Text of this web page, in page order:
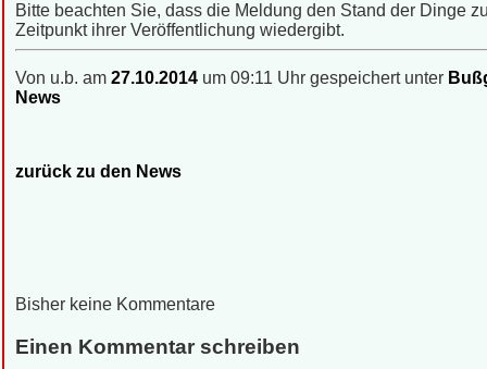
Bitte beachten Sie, dass die Meldung den Stand der Dinge
Zeitpunkt ihrer Veröffentlichung wiedergibt.
Von u.b. am 27.10.2014 um 09:11 Uhr gespeichert unter
News
zurück zu den News
Bisher keine Kommentare
Einen Kommentar schreiben